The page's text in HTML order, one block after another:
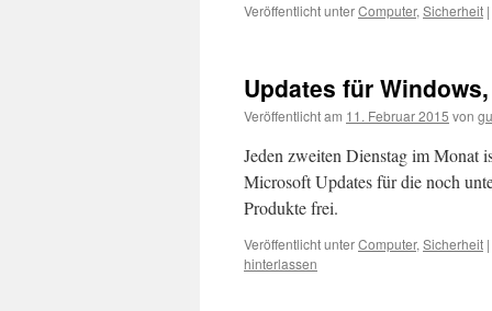
Veröffentlicht unterComputer, Sicherheit |
Updates für
Veröffentlicht am 11. Februar 2015 von
Jeden zweiten Dienstag im Monat
Microsoft Updates für die noch
Produkte frei.
Veröffentlicht unterComputer, Sicherheit |
hinterlassen